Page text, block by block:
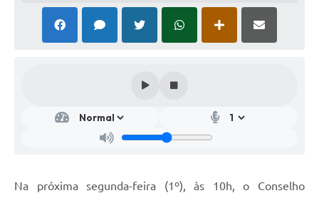
Na próxima segunda-feira (1º), às 10h, o Conselho